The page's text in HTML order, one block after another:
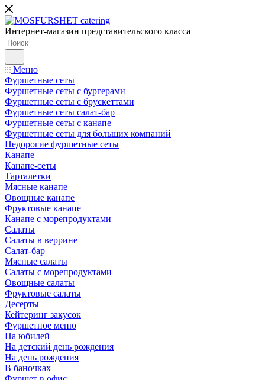
Интернет-магазин представительского класса
Меню
Фуршетные сеты
Фуршетные сеты с бургерами
Фуршетные сеты с брускеттами
Фуршетные сеты салат-бар
Фуршетные сеты с канапе
Фуршетные сеты для больших компаний
Недорогие фуршетные сеты
Канапе
Канапе-сеты
Тарталетки
Мясные канапе
Овощные канапе
Фруктовые канапе
Канапе с морепродуктами
Салаты
Салаты в веррине
Салат-бар
Мясные салаты
Салаты с морепродуктами
Овощные салаты
Фруктовые салаты
Десерты
Кейтеринг закусок
Фуршетное меню
На юбилей
На детский день рождения
На день рождения
В баночках